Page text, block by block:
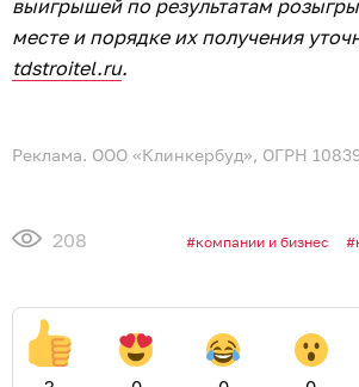
выигрышей по результатам
месте и порядке их получения
tdstroitel.ru.
Реклама. ООО «Клинкербуд», ОГРН
208 компании и бизнес